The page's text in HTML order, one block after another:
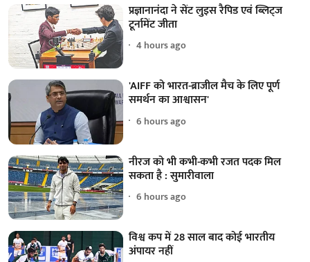
प्रज्ञानानंदा ने सेंट लुइस रैपिड एवं ब्लिट्ज
टूर्नामेंट जीता
4 hours ago
'AIFF को भारत-ब्राजील मैच के लिए पूर्ण
समर्थन का आश्वासन'
6 hours ago
नीरज को भी कभी-कभी रजत पदक मिल
सकता है : सुमारीवाला
6 hours ago
विश्व कप में 28 साल बाद कोई भारतीय
अंपायर नहीं